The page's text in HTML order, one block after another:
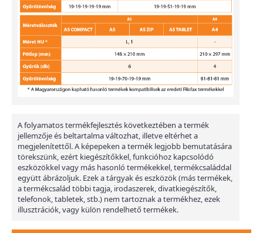
A folyamatos termékfejlesztés következtében a termék
jellemzője és beltartalma változhat, illetve eltérhet a
megjelenítettől. A képepeken a termék legjobb bemutatására
törekszünk, ezért kiegészítőkkel, funkcióhoz kapcsolódó
eszközökkel vagy más hasonló termékekkel, termékcsaláddal
együtt ábrázoljuk. Ezek a tárgyak és eszközök (más termékek,
a termékcsalád többi tagja, irodaszerek, divatkiegészítők,
telefonok, tabletek, stb.) nem tartoznak a termékhez, ezek
illusztrációk, vagy külön rendelhető termékek.